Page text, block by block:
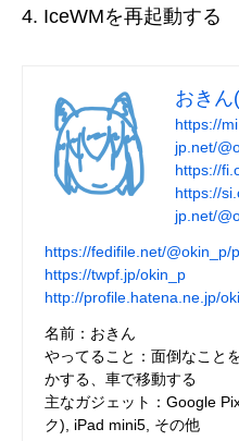
IceWMを再起動する
おきん
https://
jp.net/
https://
https://
jp.net/
https://fedifile.net/@okin_p/
https://twpf.jp/okin_p
http://profile.hatena.ne.jp/
名前：おきん
やってること：面倒なこと
かする、車で移動する
主なガジェット：Google
ク), iPad mini5, その他